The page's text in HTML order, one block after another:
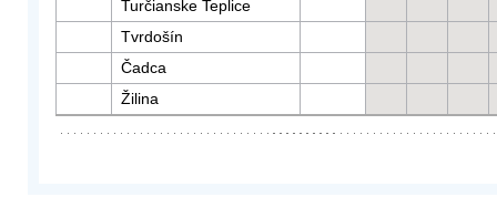
Turčianske Teplice
Tvrdošín
Čadca
Žilina